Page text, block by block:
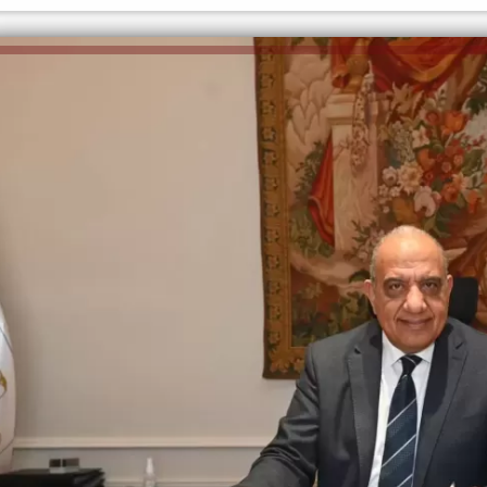
الكاتبة إلهام شرشر تهنئ الرئيس
السيسي بعيد ميلاده وتُشيد بجهوده
في بناء الدولة